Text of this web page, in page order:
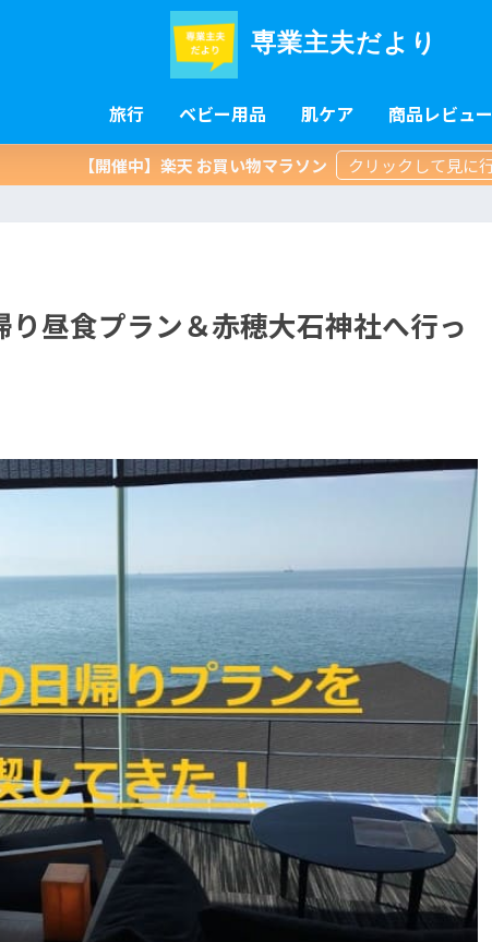
専業主夫だより
旅行 ベビー用品 肌ケア 商品レビュー
【開催中】楽天 お買い物マラソン
り昼食プラン＆赤穂大石神社へ行っ